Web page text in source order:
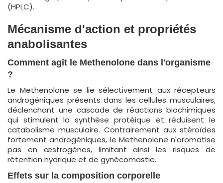
(HPLC).
Mécanisme d'action et propriétés
anabolisantes
Comment agit le Methenolone dans l'organisme
?
Le Methenolone se lie sélectivement aux récepteurs
androgéniques présents dans les cellules musculaires,
déclenchant une cascade de réactions biochimiques
qui stimulent la synthèse protéique et réduisent le
catabolisme musculaire. Contrairement aux stéroïdes
fortement androgéniques, le Methenolone n'aromatise
pas en œstrogènes, limitant ainsi les risques de
rétention hydrique et de gynécomastie.
Effets sur la composition corporelle